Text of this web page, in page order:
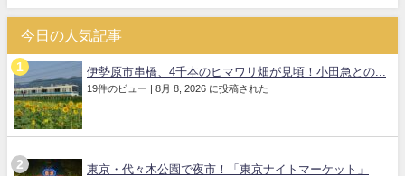
今日の人気記事
伊勢原市串橋、4千本のヒマワリ畑が見頃！小田急との...
19件のビュー | 8月 8, 2026 に投稿された
東京・代々木公園で夜市！「東京ナイトマーケット」